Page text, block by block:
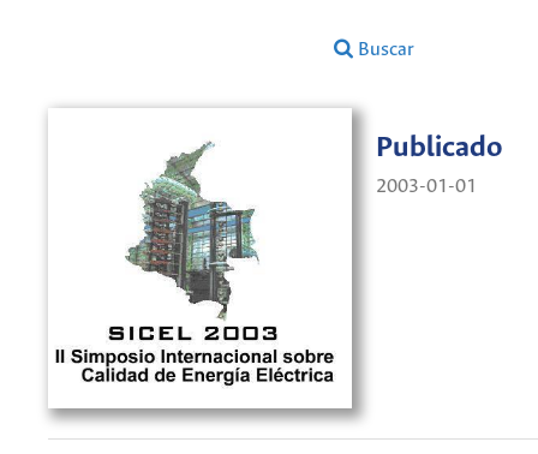
Buscar
Publicado
2003-01-01